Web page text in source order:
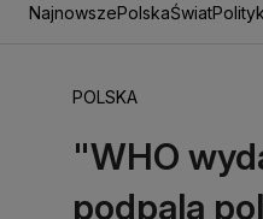
NajnowszePolskaŚwiat
POLSKA
"WHO
podpala